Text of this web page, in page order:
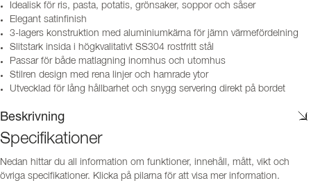
Idealisk för ris, pasta, potatis, grönsaker, soppor och såser
Elegant satinfinish
3-lagers konstruktion med aluminiumkärna för jämn värmefördelning
Slitstark insida i högkvalitativt SS304 rostfritt stål
Passar för både matlagning inomhus och utomhus
Stilren design med rena linjer och hamrade ytor
Utvecklad för lång hållbarhet och snygg servering direkt på bordet
Beskrivning
Specifikationer
Nedan hittar du all information om funktioner, innehåll, mått, vikt och
övriga specifikationer. Klicka på pilarna för att visa mer information.